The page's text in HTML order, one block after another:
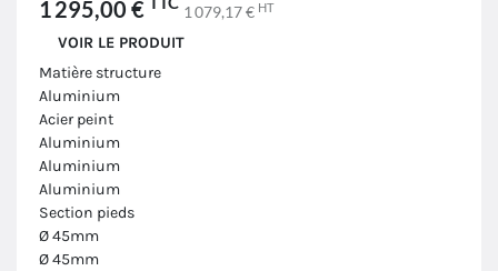
1 295,00 € 1 079,17 € HT
VOIR LE PRODUIT
Matière structure
Aluminium
Acier peint
Aluminium
Aluminium
Aluminium
Section pieds
Ø 45mm
Ø 45mm